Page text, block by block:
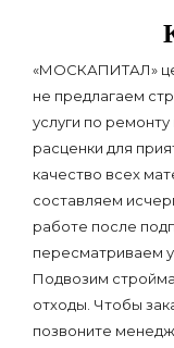
«МОСКАПИТАЛ»
не предлагаем
услуги по
расценки для
качество всех
составляем
работе после
пересматриваем
Подвозим
отходы. Чтобы
позвоните